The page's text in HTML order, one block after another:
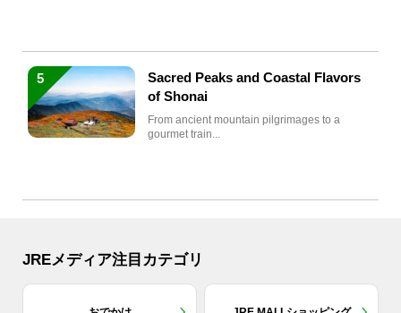
5
Sacred Peaks and Coastal Flavors
of Shonai
From ancient mountain pilgrimages to a
gourmet train...
JREメディア注目カテゴリ